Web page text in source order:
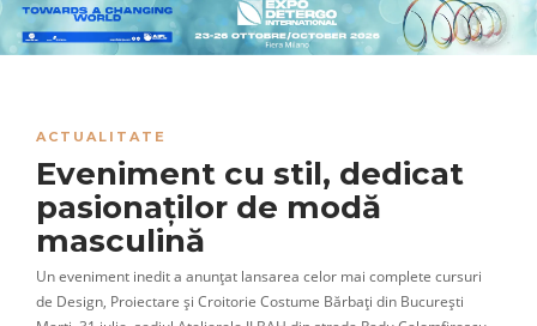
ACTUALITATE
Eveniment cu stil, dedicat
pasionaților de modă
masculină
Un eveniment inedit a anunțat lansarea celor mai complete cursuri
de Design, Proiectare și Croitorie Costume Bărbați din București